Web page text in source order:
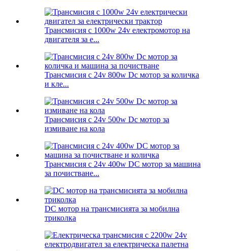
Трансмисия с 1000w 24v електромотор на
двигателя за е...
Трансмисия с 24v 800w Dc мотор за количка
и кле...
Трансмисия с 24v 500w Dc мотор за
измиване на кола
Трансмисия с 24v 400w DC мотор за машина
за почистване...
DC мотор на трансмисията за мобилна
триколка